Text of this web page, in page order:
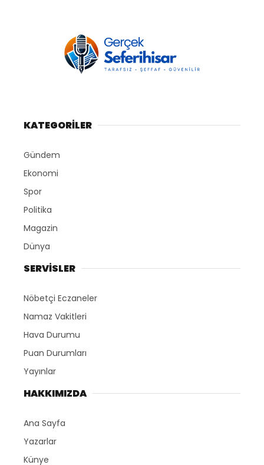
KATEGORİLER
Gündem
Ekonomi
Spor
Politika
Magazin
Dünya
SERVİSLER
Nöbetçi Eczaneler
Namaz Vakitleri
Hava Durumu
Puan Durumları
Yayınlar
HAKKIMIZDA
Ana Sayfa
Yazarlar
Künye